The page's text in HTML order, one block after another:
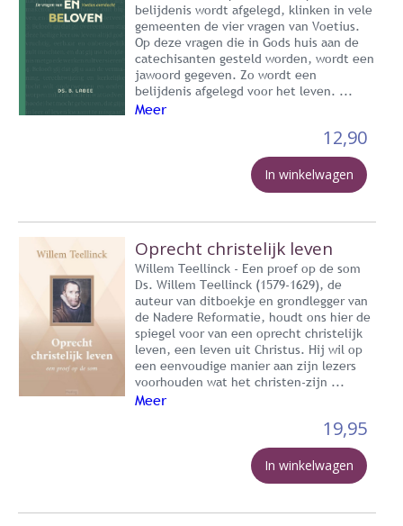
belijdenis wordt afgelegd, klinken in vele
gemeenten de vier vragen van Voetius.
Op deze vragen die in Gods huis aan de
catechisanten gesteld worden, wordt een
jawoord gegeven. Zo wordt een
belijdenis afgelegd voor het leven. ...
Meer
12,90
In winkelwagen
Oprecht christelijk leven
Willem Teellinck - Een proef op de som
Ds. Willem Teellinck (1579-1629), de
auteur van ditboekje en grondlegger van
de Nadere Reformatie, houdt ons hier de
spiegel voor van een oprecht christelijk
leven, een leven uit Christus. Hij wil op
een eenvoudige manier aan zijn lezers
voorhouden wat het christen-zijn ...
Meer
19,95
In winkelwagen